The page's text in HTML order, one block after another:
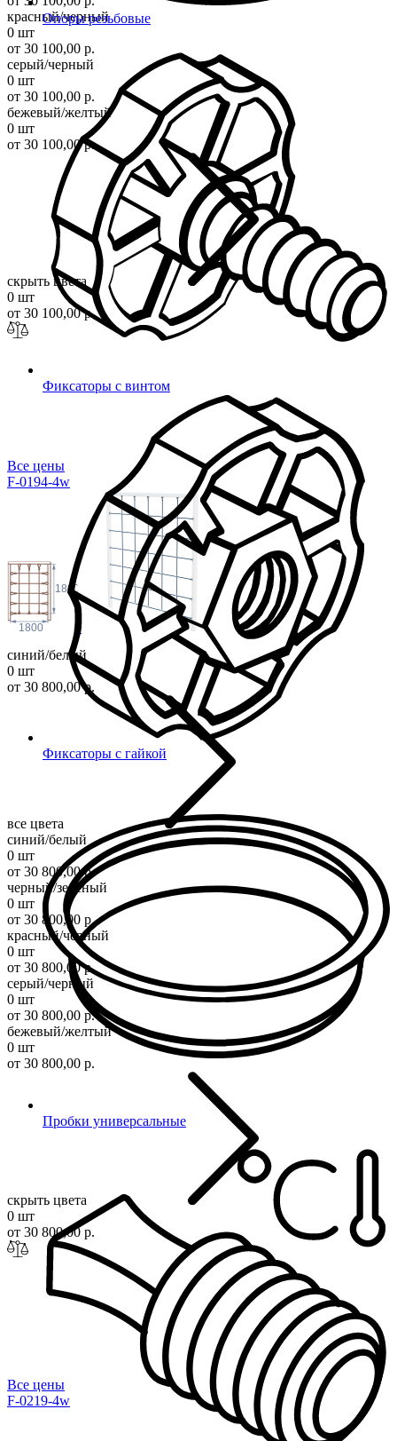
Опоры резьбовые
Фиксаторы с винтом
Фиксаторы с гайкой
Пробки универсальные
красный/черный
0 шт
от 30 100,00 р.
серый/черный
0 шт
от 30 100,00 р.
бежевый/желтый
0 шт
от 30 100,00 р.
скрыть цвета
0 шт
от 30 100,00 р.
Все цены
F-0194-4w
1800
1800
синий/белый
0 шт
от 30 800,00 р.
все цвета
синий/белый
0 шт
от 30 800,00 р.
черный/зеленый
0 шт
от 30 800,00 р.
красный/черный
0 шт
от 30 800,00 р.
серый/черный
0 шт
от 30 800,00 р.
бежевый/желтый
0 шт
от 30 800,00 р.
скрыть цвета
0 шт
от 30 800,00 р.
Все цены
F-0219-4w